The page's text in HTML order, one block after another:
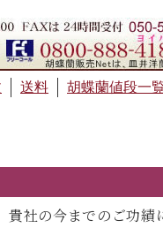
送料 胡蝶蘭値段一
社の今までのご功績